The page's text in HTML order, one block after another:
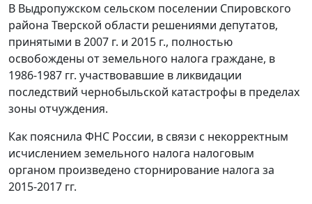
В Выдропужском сельском поселении Спировского
района Тверской области решениями депутатов,
принятыми в 2007 г. и 2015 г., полностью
освобождены от земельного налога граждане, в
1986-1987 гг. участвовавшие в ликвидации
последствий чернобыльской катастрофы в пределах
зоны отчуждения.
Как пояснила ФНС России, в связи с некорректным
исчислением земельного налога налоговым
органом произведено сторнирование налога за
2015-2017 гг.